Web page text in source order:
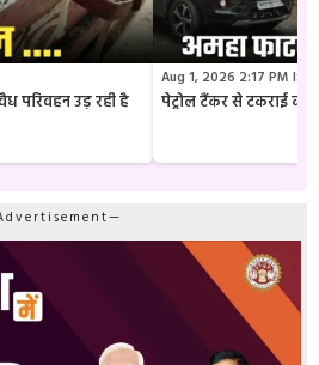
परिवहन उड़ रही है
Aug 1, 2026 2:17 PM IST
पेट्रोल टैंकर से टकराई